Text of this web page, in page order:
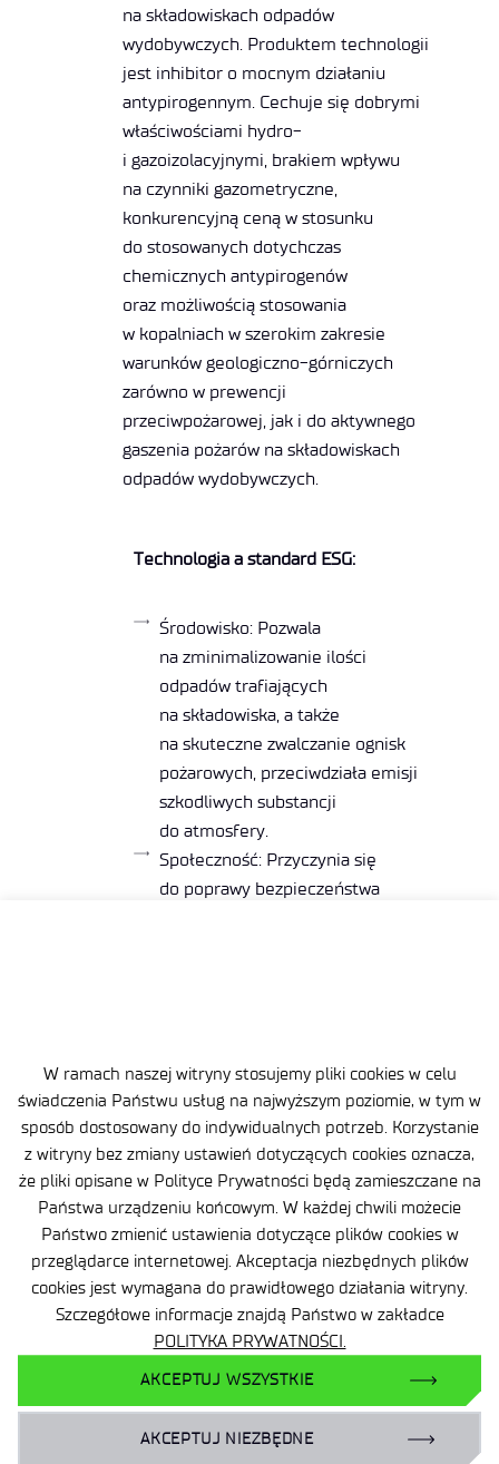
W ramach naszej witryny stosujemy pliki cookies w celu
świadczenia Państwu usług na najwyższym poziomie, w tym w
sposób dostosowany do indywidualnych potrzeb. Korzystanie
z witryny bez zmiany ustawień dotyczących cookies oznacza,
że pliki opisane w Polityce Prywatności będą zamieszczane na
Państwa urządzeniu końcowym. W każdej chwili możecie
Państwo zmienić ustawienia dotyczące plików cookies w
przeglądarce internetowej. Akceptacja niezbędnych plików
cookies jest wymagana do prawidłowego działania witryny.
Szczegółowe informacje znajdą Państwo w zakładce
POLITYKA PRYWATNOŚCI.
AKCEPTUJ WSZYSTKIE
AKCEPTUJ NIEZBĘDNE
na składowiskach odpadów
wydobywczych. Produktem technologii
jest inhibitor o mocnym działaniu
antypirogennym. Cechuje się dobrymi
właściwościami hydro-
i gazoizolacyjnymi, brakiem wpływu
na czynniki gazometryczne,
konkurencyjną ceną w stosunku
do stosowanych dotychczas
chemicznych antypirogenów
oraz możliwością stosowania
w kopalniach w szerokim zakresie
warunków geologiczno-górniczych
zarówno w prewencji
przeciwpożarowej, jak i do aktywnego
gaszenia pożarów na składowiskach
odpadów wydobywczych.
Technologia a standard ESG:
Środowisko: Pozwala
na zminimalizowanie ilości
odpadów trafiających
na składowiska, a także
na skuteczne zwalczanie ognisk
pożarowych, przeciwdziała emisji
szkodliwych substancji
do atmosfery.
Społeczność: Przyczynia się
do poprawy bezpieczeństwa
sytuacji związanych z pożarami
endogenicznymi w kopalniach
węgla kamiennego.